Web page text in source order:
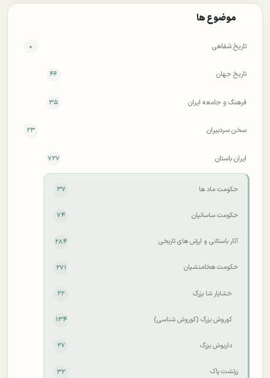
موضوع ها
تاریخ شفاهی ۰
تاریخ جهان ۴۶
فرهنگ و جامعه ایران ۳۵
سخن سردبیران ۲۳
ایران باستان ۷۲۷
حکومت ماد ها ۳۷
حکومت ساسانیان ۷۴
آثار باستانی و ارزش های تاریخی ۲۸۴
حکومت هخامنشیان ۲۷۱
خشایار شا بزرگ ۲۲
کوروش بزرگ (کوروش شناسی) ۱۳۴
داریوش بزرگ ۲۷
زرتشت پاک ۳۲